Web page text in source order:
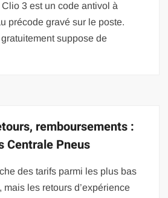
3 est un code antivol à
précode gravé sur le poste.
suppose de
remboursements :
Centrale Pneus
des tarifs parmi les plus bas
les retours d’expérience